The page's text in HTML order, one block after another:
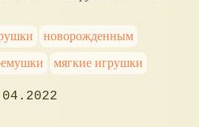
новорожденным
мягкие игрушки